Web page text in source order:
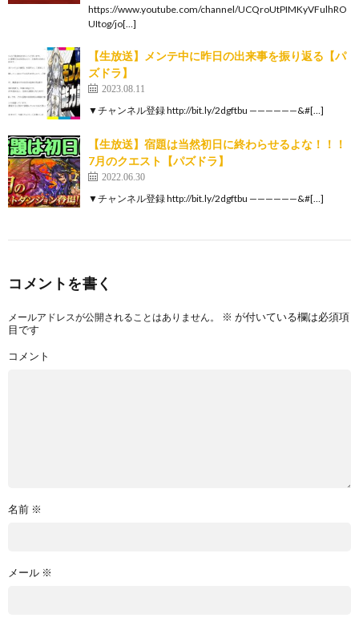
https://www.youtube.com/channel/UCQroUtPIMKyVFulhRO
UItog/jo[…]
【生放送】メンテ中に昨日の出来事を振り返る【パ
ズドラ】
2023.08.11
▼チャンネル登録 http://bit.ly/2dgftbu ——————&#[…]
【生放送】宿題は当然初日に終わらせるよな！！！
7月のクエスト【パズドラ】
2022.06.30
▼チャンネル登録 http://bit.ly/2dgftbu ——————&#[…]
コメントを書く
メールアドレスが公開されることはありません。 ※ が付いている欄は必須項
目です
コメント
名前 ※
メール ※